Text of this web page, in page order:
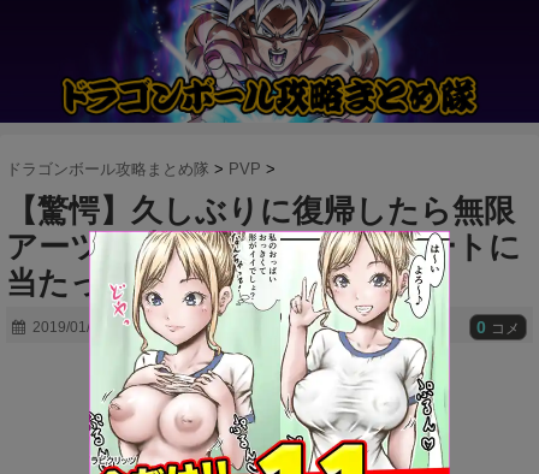
ドラゴンボール攻略まとめ隊 > PVP >
【驚愕】久しぶりに復帰したら無限
アーツに連続バニシングのチートに
当たったんだが？？？
2019/01/10 0 コメ